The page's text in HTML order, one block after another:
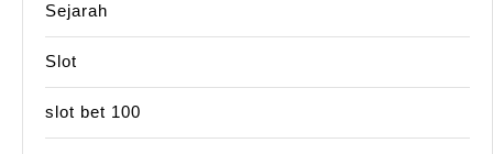
Sejarah
Slot
slot bet 100